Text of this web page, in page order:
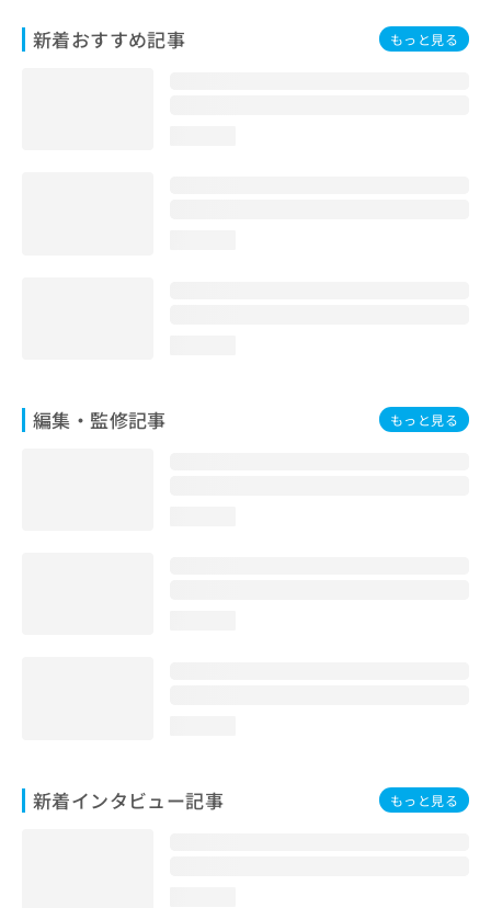
新着おすすめ記事 もっと見る
編集・監修記事 もっと見る
新着インタビュー記事 もっと見る
問